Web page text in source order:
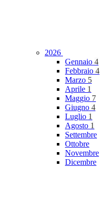
2026
Gennaio 4
Febbraio 4
Marzo 5
Aprile 1
Maggio 7
Giugno 4
Luglio 1
Agosto 1
Settembre
Ottobre
Novembre
Dicembre